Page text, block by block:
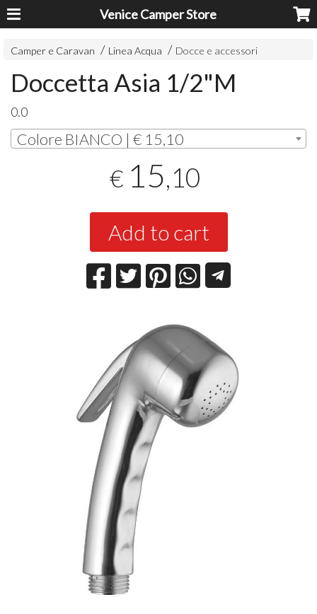
Venice Camper Store
Camper e Caravan Linea Acqua Docce e accessori
Doccetta Asia 1/2"M
0.0
Colore BIANCO | € 15,10
€ 15,10
Add to cart